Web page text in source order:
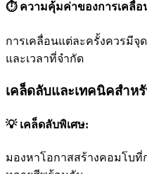
⏱️ ความคุ้มค่าของการเคลื่อ
การเคลื่อนแต่ละครั้งควรมีจุ
และเวลาที่จำกัด
เคล็ดลับและเทคนิคสำห
💡 เคล็ดลับพิเศษ:
มองหาโอกาสสร้างคอมโบที่